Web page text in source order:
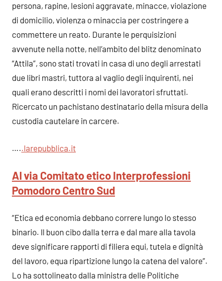
persona, rapine, lesioni aggravate, minacce, violazione
di domicilio, violenza o minaccia per costringere a
commettere un reato. Durante le perquisizioni
avvenute nella notte, nell’ambito del blitz denominato
“Attila”, sono stati trovati in casa di uno degli arrestati
due libri mastri, tuttora al vaglio degli inquirenti, nei
quali erano descritti i nomi dei lavoratori sfruttati.
Ricercato un pachistano destinatario della misura della
custodia cautelare in carcere.
…..larepubblica.it
Al via Comitato etico Interprofessioni
Pomodoro Centro Sud
“Etica ed economia debbano correre lungo lo stesso
binario. Il buon cibo dalla terra e dal mare alla tavola
deve significare rapporti di filiera equi, tutela e dignità
del lavoro, equa ripartizione lungo la catena del valore”.
Lo ha sottolineato dalla ministra delle Politiche